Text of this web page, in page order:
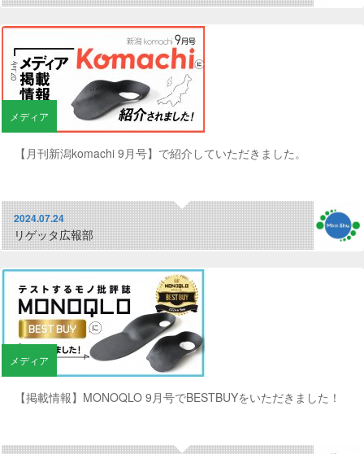
メディア
【月刊新潟komachi 9月号】で紹介していただきました。
2024.07.24
リゲッタ広報部
メディア
【掲載情報】MONOQLO 9月号でBESTBUYをいただきました！